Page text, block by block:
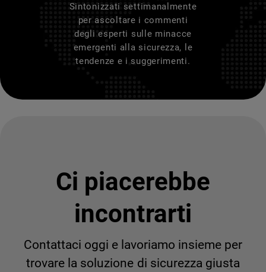
Sintonizzati settimanalmente
per ascoltare i commenti
degli esperti sulle minacce
emergenti alla sicurezza, le
tendenze e i suggerimenti.
Ci piacerebbe
incontrarti
Contattaci oggi e lavoriamo insieme per
trovare la soluzione di sicurezza giusta